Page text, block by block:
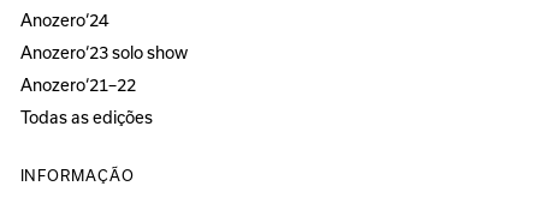
Anozero‘24
Anozero‘23 solo show
Anozero‘21–22
Todas as edições
INFORMAÇÃO